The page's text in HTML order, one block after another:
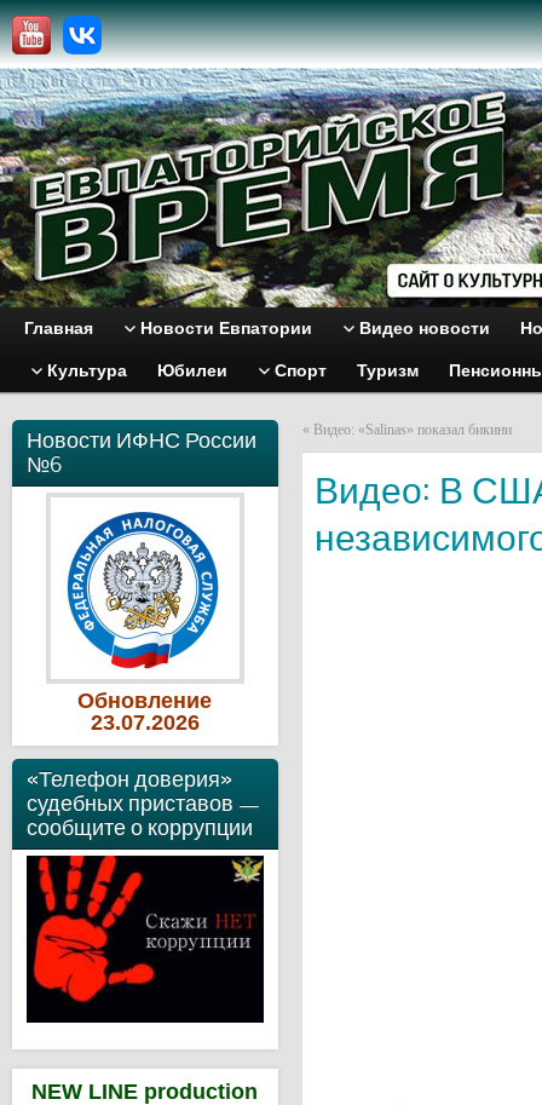
Главная Новости Евпатории Видео новости
Культура Юбилеи Спорт Туризм
Новости ИФНС России
№6
Обновление
23.07.2026
«Телефон доверия»
судебных приставов —
сообщите о коррупции
NEW LINE production
« Видео: «Salinas» показал бикини
Видео: В